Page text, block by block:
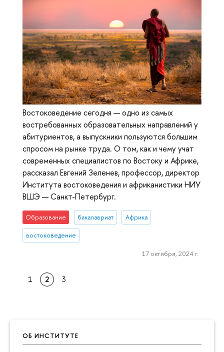
ОБ ИНСТИТУТЕ
Востоковедение сегодня — одно из самых
востребованных образовательных направлений у
абитуриентов, а выпускники пользуются большим
спросом на рынке труда. О том, как и чему учат
современных специалистов по Востоку и Африке,
рассказал Евгений Зеленев, профессор, директор
Института востоковедения и африканистики НИУ
ВШЭ — Санкт-Петербург.
Образование бакалавриат Африка
востоковедение
17 октября, 2024 г.
1 2 3